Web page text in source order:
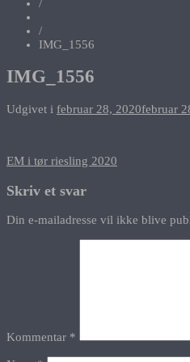
/
/
IMG_1556
IMG_1556
Udgivet i februar 28, 2020februar
Indlægsnavigation
EM i tør riesling 2020
Skriv et svar
Din e-mailadresse vil ikke blive
Kommentar *